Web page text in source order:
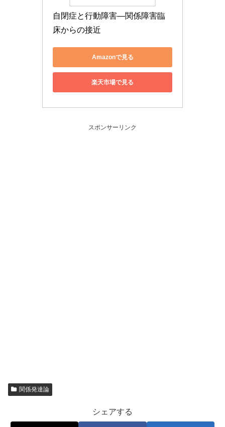
自閉症と行動障害―関係障害臨
床からの接近
Amazonで見る
楽天市場で見る
スポンサーリンク
関係発達論
シェアする